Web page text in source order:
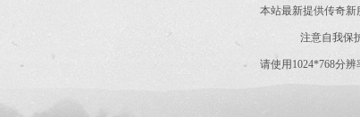
本站最新提供传奇新
注意自我保
请使用1024*768分